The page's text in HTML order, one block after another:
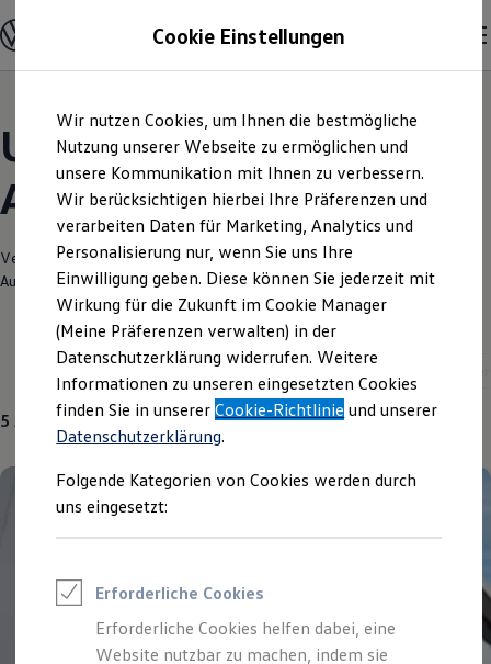
Hauptinhalt
springen
Footer
springen
Modelle und Konfigurator
Konfigurator
Modelle vergleichen
Elektroautos
ENERGY Sondermodelle
Nutzfahrzeuge
SUV und CUV
Familienautos
Kombis
Kompaktwagen
Sportwagen
Schnell verfügbare Fahrzeuge
Angebote und Produkte
Aktuelle Angebote
E-Auto-Förderung
Volkswagen Marktplatz
Die ENERGY Sondermodelle
Junge Gebrauchtwagen und Gebrauchtwagen
Volkswagen Zertifizierte Gebrauchtwagen
Elektromobilität bei Gebrauchtwagen
Saisonangebote
Reifenpakete
Leasing
Leasing-Angebote
Elektroauto Leasing
Kleinwagen-Leasing
Leasing ohne Anzahlung
Finanzierung
Unsere aktuellen
Angebote und mehr
Verantwortlich für die Inhalte auf dieser Seite ist die Volkswagen
Automobile Leipzig GmbH(Impressum & Rechtliches)
Über uns
5 Angebote
Cookie Einstellungen
Wir nutzen Cookies, um Ihnen die bestmögliche
Nutzung unserer Webseite zu ermöglichen und
unsere Kommunikation mit Ihnen zu verbessern.
Wir berücksichtigen hierbei Ihre Präferenzen und
verarbeiten Daten für Marketing, Analytics und
Personalisierung nur, wenn Sie uns Ihre
Einwilligung geben. Diese können Sie jederzeit mit
Wirkung für die Zukunft im Cookie Manager
(Meine Präferenzen verwalten) in der
Datenschutzerklärung widerrufen. Weitere
Informationen zu unseren eingesetzten Cookies
finden Sie in unsererCookie-Richtlinie und unserer
Datenschutzerklärung.
Folgende Kategorien von Cookies werden durch
uns eingesetzt:
Erforderliche Cookies
Erforderliche Cookies helfen dabei, eine
Website nutzbar zu machen, indem sie